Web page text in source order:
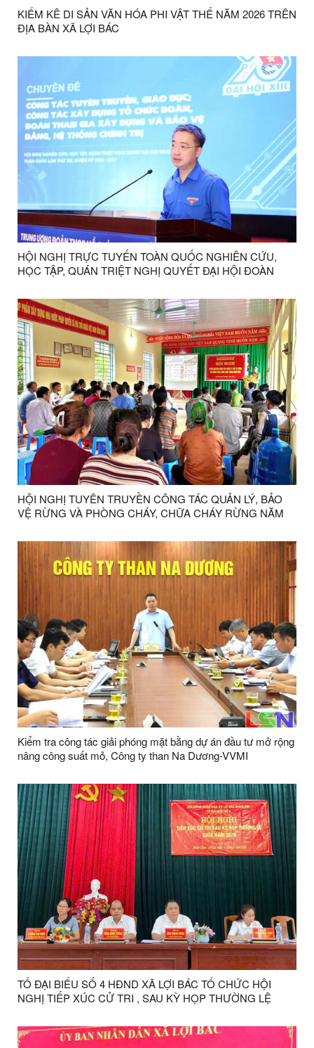
KIỂM KÊ DI SẢN VĂN HÓA PHI VẬT THỂ NĂM 2026 TRÊN
ĐỊA BÀN XÃ LỢI BÁC
HỘI NGHỊ TRỰC TUYẾN TOÀN QUỐC NGHIÊN CỨU,
HỌC TẬP, QUÁN TRIỆT NGHỊ QUYẾT ĐẠI HỘI ĐOÀN
HỘI NGHỊ TUYÊN TRUYỀN CÔNG TÁC QUẢN LÝ, BẢO
VỆ RỪNG VÀ PHÒNG CHÁY, CHỮA CHÁY RỪNG NĂM
Kiểm tra công tác giải phóng mặt bằng dự án đầu tư mở rộng
nâng công suất mỏ, Công ty than Na Dương-VVMI
TỔ ĐẠI BIỂU SỐ 4 HĐND XÃ LỢI BÁC TỔ CHỨC HỘI
NGHỊ TIẾP XÚC CỬ TRI , SAU KỲ HỌP THƯỜNG LỆ
CHÁO- CO CAI, THÔN HỢP NHẤT VÀ THÔN KHÒN SÈ